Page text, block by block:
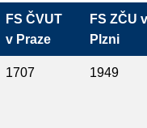
FS ČVUT
v Praze
FS ZČU v
Plzni
1707 1949